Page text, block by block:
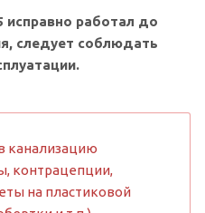
работал до
следует соблюдать
канализацию
контрацепции,
на пластиковой